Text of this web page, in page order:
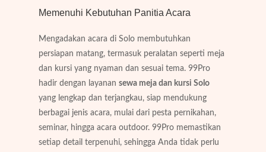
Memenuhi Kebutuhan Panitia Acara
Mengadakan acara di Solo membutuhkan
persiapan matang, termasuk peralatan seperti meja
dan kursi yang nyaman dan sesuai tema. 99Pro
hadir dengan layanan sewa meja dan kursi Solo
yang lengkap dan terjangkau, siap mendukung
berbagai jenis acara, mulai dari pesta pernikahan,
seminar, hingga acara outdoor. 99Pro memastikan
setiap detail terpenuhi, sehingga Anda tidak perlu